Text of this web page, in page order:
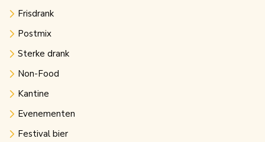
Frisdrank
Postmix
Sterke drank
Non-Food
Kantine
Evenementen
Festival bier